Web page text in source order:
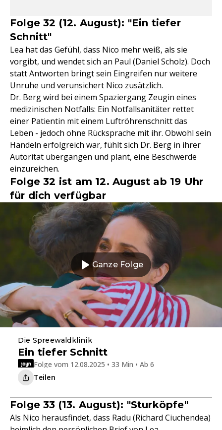
Folge 32 (12. August): "Ein tiefer
Schnitt"
Lea hat das Gefühl, dass Nico mehr weiß, als sie
vorgibt, und wendet sich an Paul (Daniel Scholz). Doch
statt Antworten bringt sein Eingreifen nur weitere
Unruhe und verunsichert Nico zusätzlich.
Dr. Berg wird bei einem Spaziergang Zeugin eines
medizinischen Notfalls: Ein Notfallsanitäter rettet
einer Patientin mit einem Luftröhrenschnitt das
Leben - jedoch ohne Rücksprache mit ihr. Obwohl sein
Handeln erfolgreich war, fühlt sich Dr. Berg in ihrer
Autorität übergangen und plant, eine Beschwerde
einzureichen.
Folge 32 ist am 12. August ab 19 Uhr
für dich verfügbar
Ganze Folge
Die Spreewaldklinik
Ein tiefer Schnitt
Folge vom 12.08.2025 • 33 Min • Ab 6
Teilen
Folge 33 (13. August): "Sturköpfe"
Als Nico herausfindet, dass Radu (Richard Ciuchendea)